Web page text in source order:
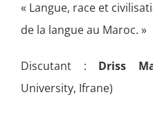
« ​Langue, race et
de la langue au Maroc. »
Discutant : Driss
University, Ifrane)